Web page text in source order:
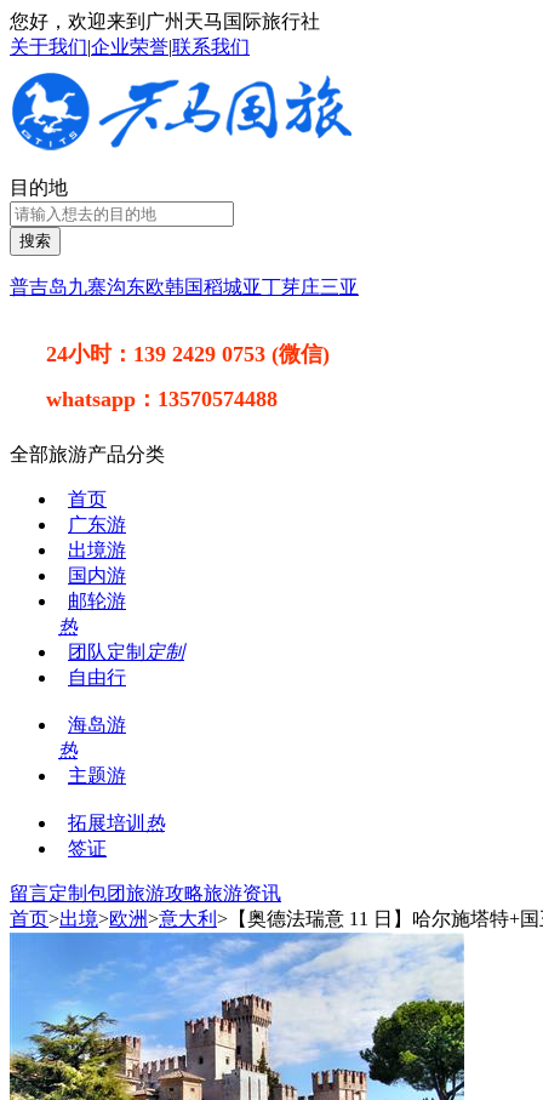
您好，欢迎来到广州天马国际旅行社
关于我们|企业荣誉|联系我们
目的地
搜索
普吉岛九寨沟东欧韩国稻城亚丁芽庄三亚
24小时： 139 2429 0753 (微信)
whatsapp： 13570574488
全部旅游产品分类
首页
广东游
出境游
国内游
邮轮游
热
团队定制 定制
自由行
海岛游
热
主题游
拓展培训 热
签证
留言定制包团旅游攻略旅游资讯
首页>出境>欧洲>意大利 >【奥德法瑞意 11 日】哈尔施塔特+